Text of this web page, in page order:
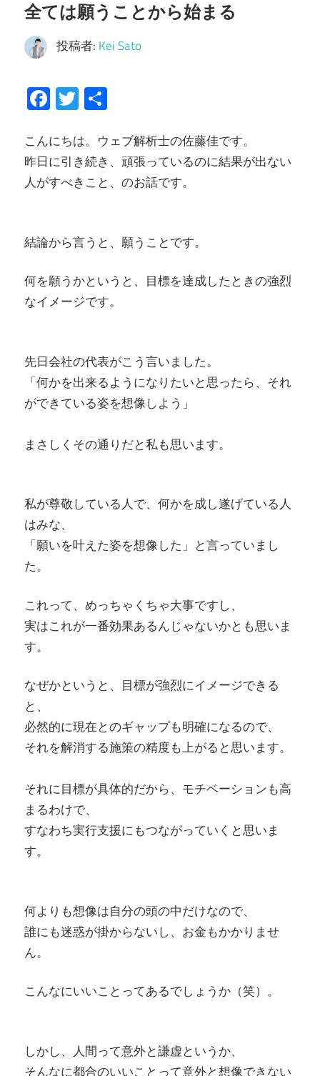
全ては願うことから始まる
投稿者: Kei Sato
Facebook
Twitter
こんにちは。ウェブ解析士の佐藤佳です。
昨日に引き続き、頑張っているのに結果が出ない
人がすべきこと、のお話です。
結論から言うと、願うことです。
何を願うかというと、目標を達成したときの強烈
なイメージです。
先日会社の代表がこう言いました。
「何かを出来るようになりたいと思ったら、それ
ができている姿を想像しよう」
まさしくその通りだと私も思います。
私が尊敬している人で、何かを成し遂げている人
はみな、
「願いを叶えた姿を想像した」と言っていまし
た。
これって、めっちゃくちゃ大事ですし、
実はこれが一番効果あるんじゃないかとも思いま
す。
なぜかというと、目標が強烈にイメージできる
と、
必然的に現在とのギャップも明確になるので、
それを解消する施策の精度も上がると思います。
それに目標が具体的だから、モチベーションも高
まるわけで、
すなわち実行支援にもつながっていくと思いま
す。
何よりも想像は自分の頭の中だけなので、
誰にも迷惑が掛からないし、お金もかかりませ
ん。
こんなにいいことってあるでしょうか（笑）。
しかし、人間って意外と謙虚というか、
そんなに都合のいいことって意外と想像できない